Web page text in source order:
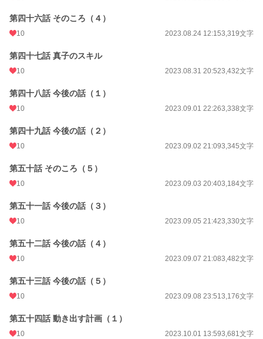
第四十六話 そのころ（４）
10 2023.08.24 12:153,319文字
第四十七話 真子のスキル
10 2023.08.31 20:523,432文字
第四十八話 今後の話（１）
10 2023.09.01 22:263,338文字
第四十九話 今後の話（２）
10 2023.09.02 21:093,345文字
第五十話 そのころ（５）
10 2023.09.03 20:403,184文字
第五十一話 今後の話（３）
10 2023.09.05 21:423,330文字
第五十二話 今後の話（４）
10 2023.09.07 21:083,482文字
第五十三話 今後の話（５）
10 2023.09.08 23:513,176文字
第五十四話 動き出す計画（１）
10 2023.10.01 13:593,681文字